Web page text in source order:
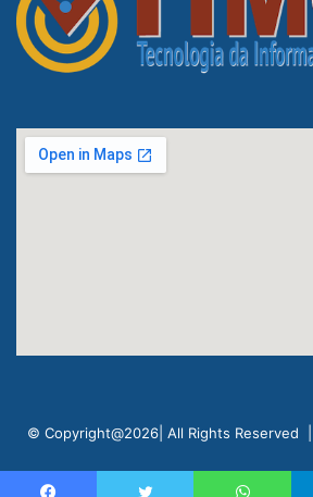
© Copyright@2026| All Rights Reserved |